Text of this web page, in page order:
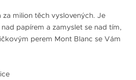
milion těch vyslovených. Je
papírem a zamyslet se nad tím,
perem Mont Blanc se Vám